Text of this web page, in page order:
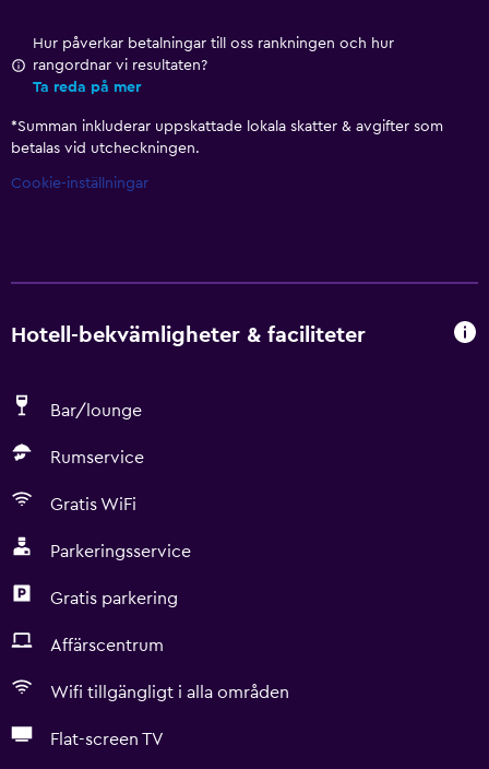
Hur påverkar betalningar till oss rankningen och hur
rangordnar vi resultaten?
Ta reda på mer
*Summan inkluderar uppskattade lokala skatter & avgifter som
betalas vid utcheckningen.
Cookie-inställningar
Hotell-bekvämligheter & faciliteter
Bar/lounge
Rumservice
Gratis WiFi
Parkeringsservice
Gratis parkering
Affärscentrum
Wifi tillgängligt i alla områden
Flat-screen TV